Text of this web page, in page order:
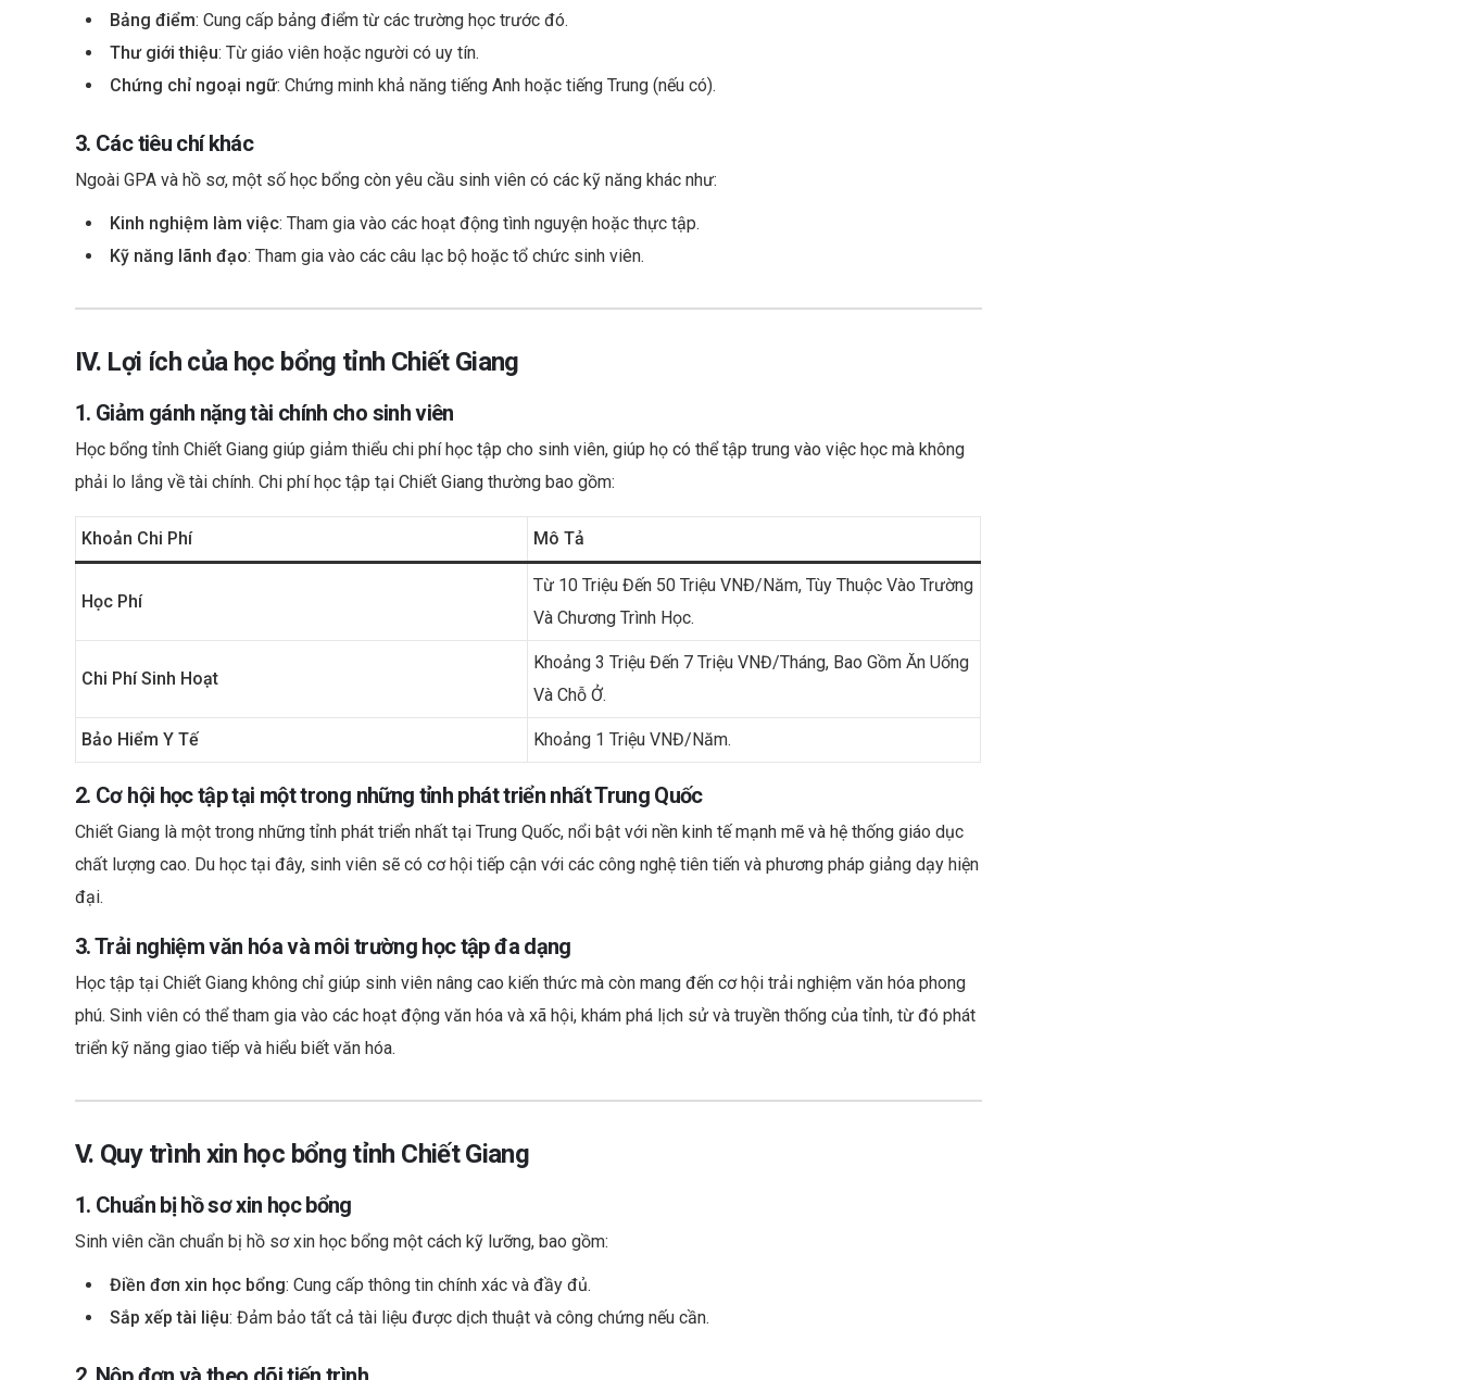
Bảng điểm: Cung cấp bảng điểm từ các trường học trước đó.
Thư giới thiệu: Từ giáo viên hoặc người có uy tín.
Chứng chỉ ngoại ngữ: Chứng minh khả năng tiếng Anh hoặc tiếng Trung (nếu có).
3. Các tiêu chí khác
Ngoài GPA và hồ sơ, một số học bổng còn yêu cầu sinh viên có các kỹ năng khác như:
Kinh nghiệm làm việc: Tham gia vào các hoạt động tình nguyện hoặc thực tập.
Kỹ năng lãnh đạo: Tham gia vào các câu lạc bộ hoặc tổ chức sinh viên.
IV. Lợi ích của học bổng tỉnh Chiết Giang
1. Giảm gánh nặng tài chính cho sinh viên
Học bổng tỉnh Chiết Giang giúp giảm thiểu chi phí học tập cho sinh viên, giúp họ có thể tập trung vào việc học mà không
phải lo lắng về tài chính. Chi phí học tập tại Chiết Giang thường bao gồm:
Khoản Chi Phí Mô Tả
Học Phí
Từ 10 Triệu Đến 50 Triệu VNĐ/năm, Tùy Thuộc Vào Trường
Và Chương Trình Học.
Chi Phí Sinh Hoạt
Khoảng 3 Triệu Đến 7 Triệu VNĐ/tháng, Bao Gồm Ăn Uống
Và Chỗ Ở.
Bảo Hiểm Y Tế Khoảng 1 Triệu VNĐ/năm.
2. Cơ hội học tập tại một trong những tỉnh phát triển nhất Trung Quốc
Chiết Giang là một trong những tỉnh phát triển nhất tại Trung Quốc, nổi bật với nền kinh tế mạnh mẽ và hệ thống giáo dục
chất lượng cao. Du học tại đây, sinh viên sẽ có cơ hội tiếp cận với các công nghệ tiên tiến và phương pháp giảng dạy hiện
đại.
3. Trải nghiệm văn hóa và môi trường học tập đa dạng
Học tập tại Chiết Giang không chỉ giúp sinh viên nâng cao kiến thức mà còn mang đến cơ hội trải nghiệm văn hóa phong
phú. Sinh viên có thể tham gia vào các hoạt động văn hóa và xã hội, khám phá lịch sử và truyền thống của tỉnh, từ đó phát
triển kỹ năng giao tiếp và hiểu biết văn hóa.
V. Quy trình xin học bổng tỉnh Chiết Giang
1. Chuẩn bị hồ sơ xin học bổng
Sinh viên cần chuẩn bị hồ sơ xin học bổng một cách kỹ lưỡng, bao gồm:
Điền đơn xin học bổng: Cung cấp thông tin chính xác và đầy đủ.
Sắp xếp tài liệu: Đảm bảo tất cả tài liệu được dịch thuật và công chứng nếu cần.